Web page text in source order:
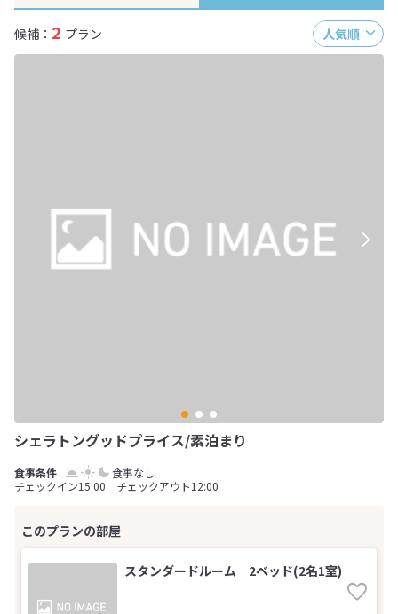
候補： 2 プラン 人気順
シェラトングッドプライス/素泊まり
食事なし
チェックイン15:00 チェックアウト12:00
スタンダードルーム 2ベッド(2名1室)